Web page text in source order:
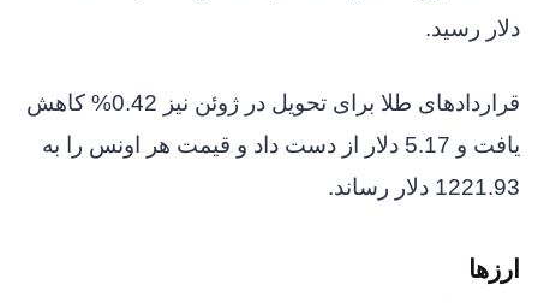
دلار رسید.
قراردادهای طلا برای تحویل در ژوئن نیز 0.42% کاهش
یافت و 5.17 دلار از دست داد و قیمت هر اونس را به
1221.93 دلار رساند.
ارزها